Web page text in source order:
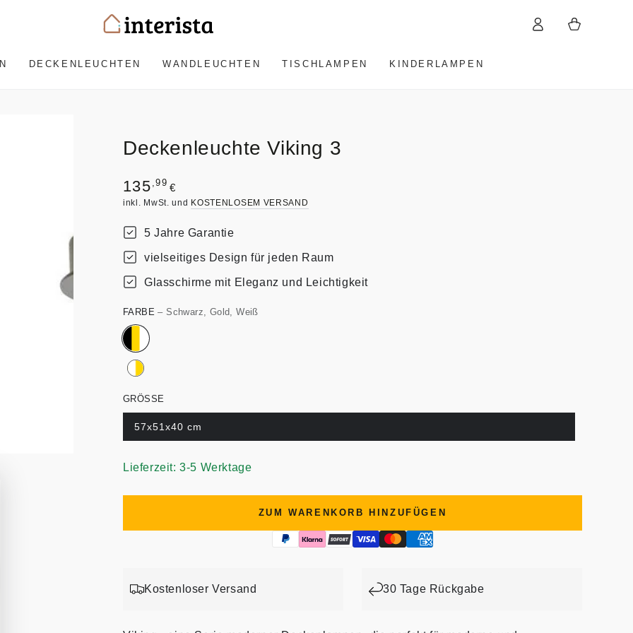
DECKENLEUCHTEN WANDLEUCHTEN TISCHLAMPEN KINDERLAMPEN
EinloggenWarenkorb
Deckenleuchte Viking 3
Regulärer
Preis
135 ,99 €
inkl. MwSt. und KOSTENLOSEM VERSAND
5 Jahre Garantie
vielseitiges Design für jeden Raum
Glasschirme mit Eleganz und Leichtigkeit
FARBE– Schwarz, Gold, Weiß
GRÖSSE
57x51x40 cm
Lieferzeit: 3-5 Werktage
ZUM WARENKORB HINZUFÜGEN
Kostenloser Versand 30 Tage Rückgabe